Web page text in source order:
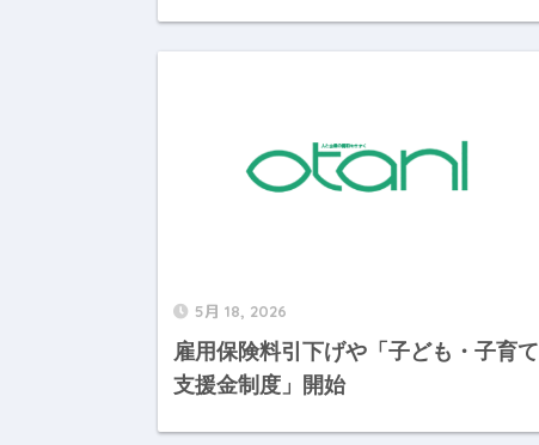
5月 18, 2026
雇用保険料引下げや「子ども・子育て
支援金制度」開始